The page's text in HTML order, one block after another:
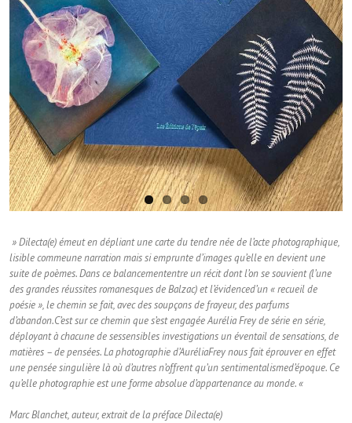
» Dilecta(e) émeut en dépliant une carte du tendre née de l’acte photographique,
lisible commeune narration mais si emprunte d’images qu’elle en devient une
suite de poèmes. Dans ce balancemententre un récit dont l’on se souvient (l’une
des grandes réussites romanesques de Balzac) et l’évidenced’un « recueil de
poésie », le chemin se fait, avec des soupçons de frayeur, des parfums
d’abandon.C’est sur ce chemin que s’est engagée Aurélia Frey de série en série,
déployant à chacune de sessensibles investigations un éventail de sensations, de
matières – de pensées. La photographie d’AuréliaFrey nous fait éprouver en effet
une pensée singulière là où d’autres n’offrent qu’un sentimentalismed’époque. Ce
qu’elle photographie est une forme absolue d’appartenance au monde. «
Marc Blanchet, auteur, extrait de la préface Dilecta(e)